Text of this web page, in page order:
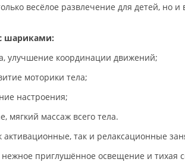
весёлое развлечение для детей, но
шариками:
улучшение координации движений;
моторики тела;
настроения;
мягкий массаж всего тела.
активационные, так и релаксационные
приглушённое освещение и тихая